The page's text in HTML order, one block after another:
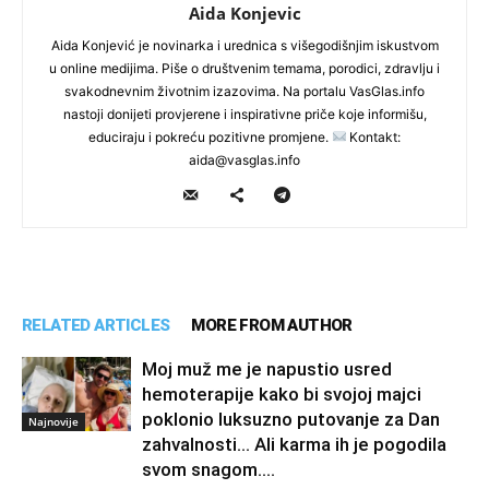
Aida Konjevic
Aida Konjević je novinarka i urednica s višegodišnjim iskustvom
u online medijima. Piše o društvenim temama, porodici, zdravlju i
svakodnevnim životnim izazovima. Na portalu VasGlas.info
nastoji donijeti provjerene i inspirativne priče koje informišu,
educiraju i pokreću pozitivne promjene.
Kontakt:
aida@vasglas.info
RELATED ARTICLES MORE FROM AUTHOR
Najnovije
Moj muž me je napustio usred
hemoterapije kako bi svojoj majci
poklonio luksuzno putovanje za Dan
zahvalnosti… Ali karma ih je pogodila
svom snagom....